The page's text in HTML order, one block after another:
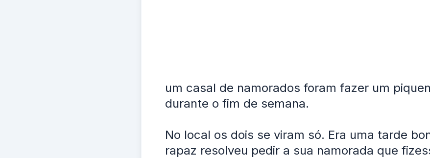
um casal de namorados foram fazer um
durante o fim de semana.
No local os dois se viram só. Era uma tarde
rapaz resolveu pedir a sua namorada que